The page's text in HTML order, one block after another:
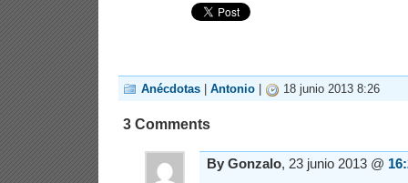
Anécdotas Antonio 18 junio 2013 8:26
3 Comments
By Gonzalo, 23 junio 2013 @